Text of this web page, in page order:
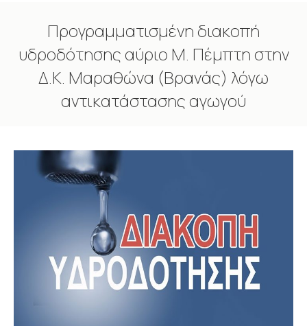
Προγραμματισμένη διακοπή
υδροδότησης αύριο Μ. Πέμπτη στην
Δ.Κ. Μαραθώνα (Βρανάς) λόγω
αντικατάστασης αγωγού